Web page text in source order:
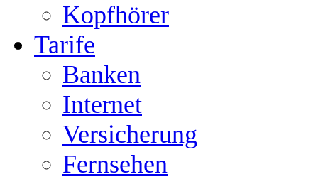
Kopfhörer
Tarife
Banken
Internet
Versicherung
Fernsehen